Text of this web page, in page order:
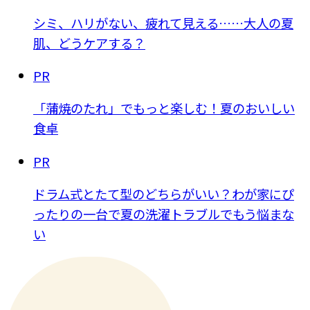
シミ、ハリがない、疲れて見える……大人の夏
肌、どうケアする？
PR
「蒲焼のたれ」でもっと楽しむ！夏のおいしい
食卓
PR
ドラム式とたて型のどちらがいい？わが家にぴ
ったりの一台で夏の洗濯トラブルでもう悩まな
い